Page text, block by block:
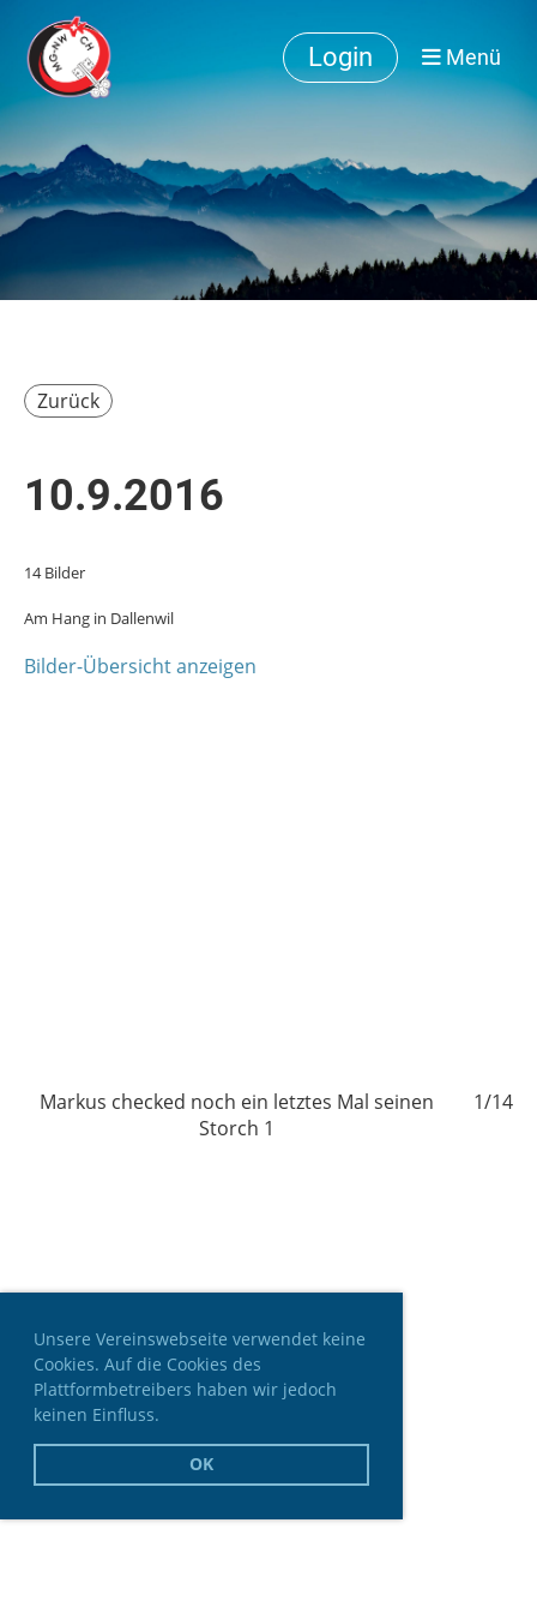
Unsere Vereinswebseite verwendet keine
Cookies. Auf die Cookies des
Plattformbetreibers haben wir jedoch
keinen Einfluss.
OK
Login Menü
Zurück
10.9.2016
14 Bilder
Am Hang in Dallenwil
Bilder-Übersicht anzeigen
Markus checked noch ein letztes Mal seinen
Storch 1
1/14